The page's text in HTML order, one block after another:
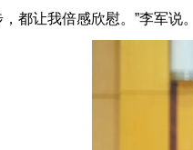
都让我倍感欣慰。”李军说。